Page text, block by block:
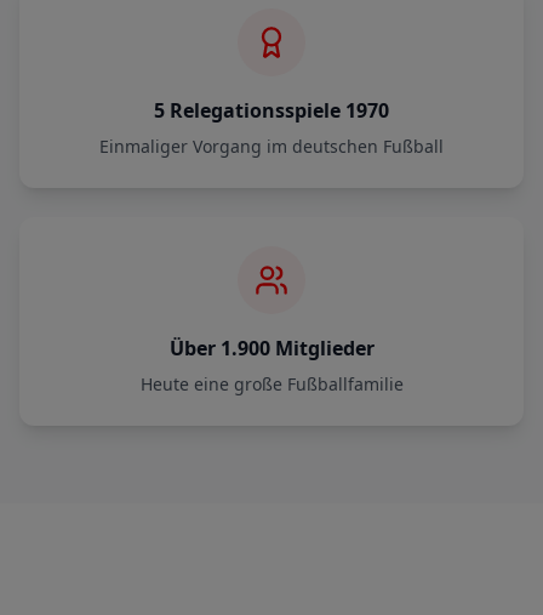
5 Relegationsspiele 1970
Einmaliger Vorgang im deutschen Fußball
Über 1.900 Mitglieder
Heute eine große Fußballfamilie